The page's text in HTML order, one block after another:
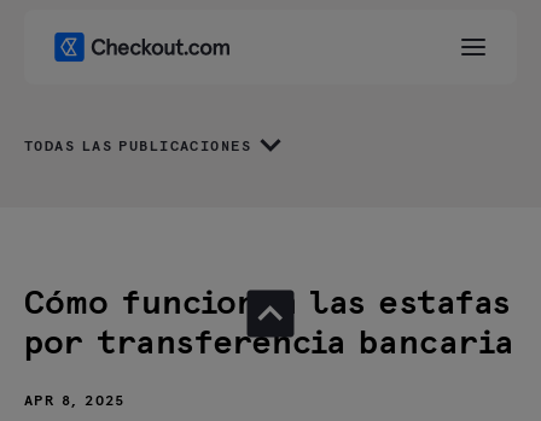
TODAS LAS PUBLICACIONES
Cómo funcionan las estafas
por transferencia bancaria
APR 8, 2025